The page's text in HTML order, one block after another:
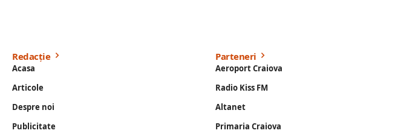
Redacție
Acasa
Articole
Despre noi
Publicitate
Parteneri
Aeroport Craiova
Radio Kiss FM
Altanet
Primaria Craiova